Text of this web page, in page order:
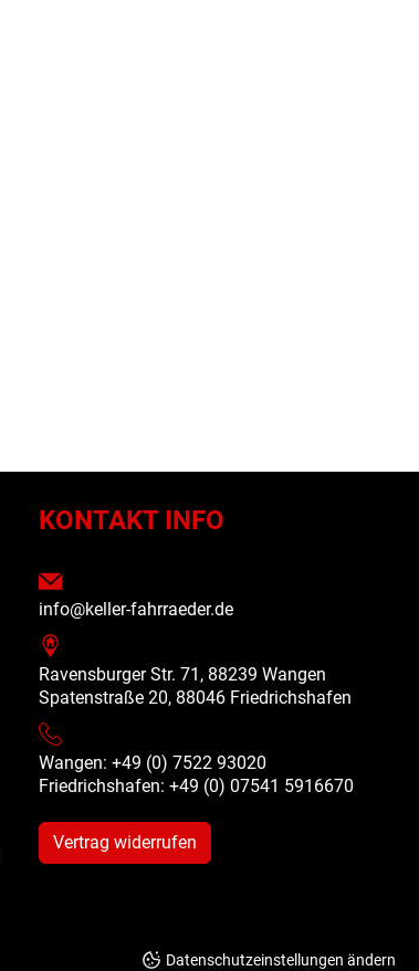
KONTAKT INFO
info@keller-fahrraeder.de
Ravensburger Str. 71, 88239 Wangen
Spatenstraße 20, 88046 Friedrichshafen
Wangen: +49 (0) 7522 93020
Friedrichshafen: +49 (0)07541 5916670
Vertrag widerrufen
Datenschutzeinstellungen ändern